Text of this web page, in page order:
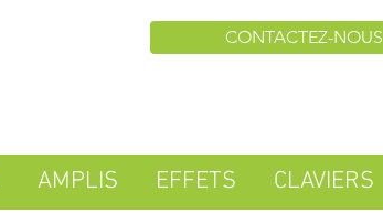
CONTACTEZ-NOUS
AMPLIS EFFETS CLAVIERS